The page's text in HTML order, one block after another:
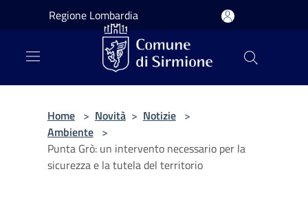
Salta al contenuto principale
Regione Lombardia
Home > Novità > Notizie >
Ambiente >
Punta Grò: un intervento necessario per la
sicurezza e la tutela del territorio